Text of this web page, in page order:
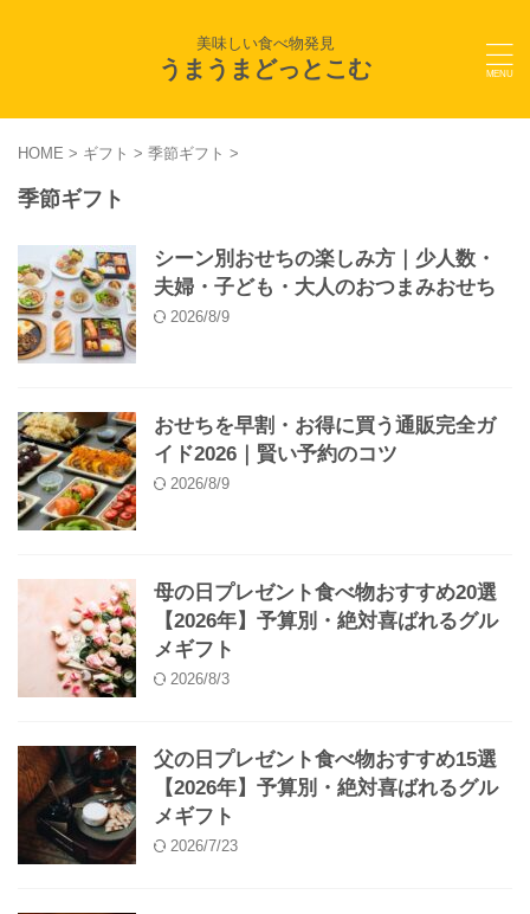
美味しい食べ物発見
うまうまどっとこむ
HOME > ギフト > 季節ギフト >
季節ギフト
シーン別おせちの楽しみ方｜少人数・
夫婦・子ども・大人のおつまみおせち
2026/8/9
おせちを早割・お得に買う通販完全ガ
イド2026｜賢い予約のコツ
2026/8/9
母の日プレゼント食べ物おすすめ20選
【2026年】予算別・絶対喜ばれるグル
メギフト
2026/8/3
父の日プレゼント食べ物おすすめ15選
【2026年】予算別・絶対喜ばれるグル
メギフト
2026/7/23